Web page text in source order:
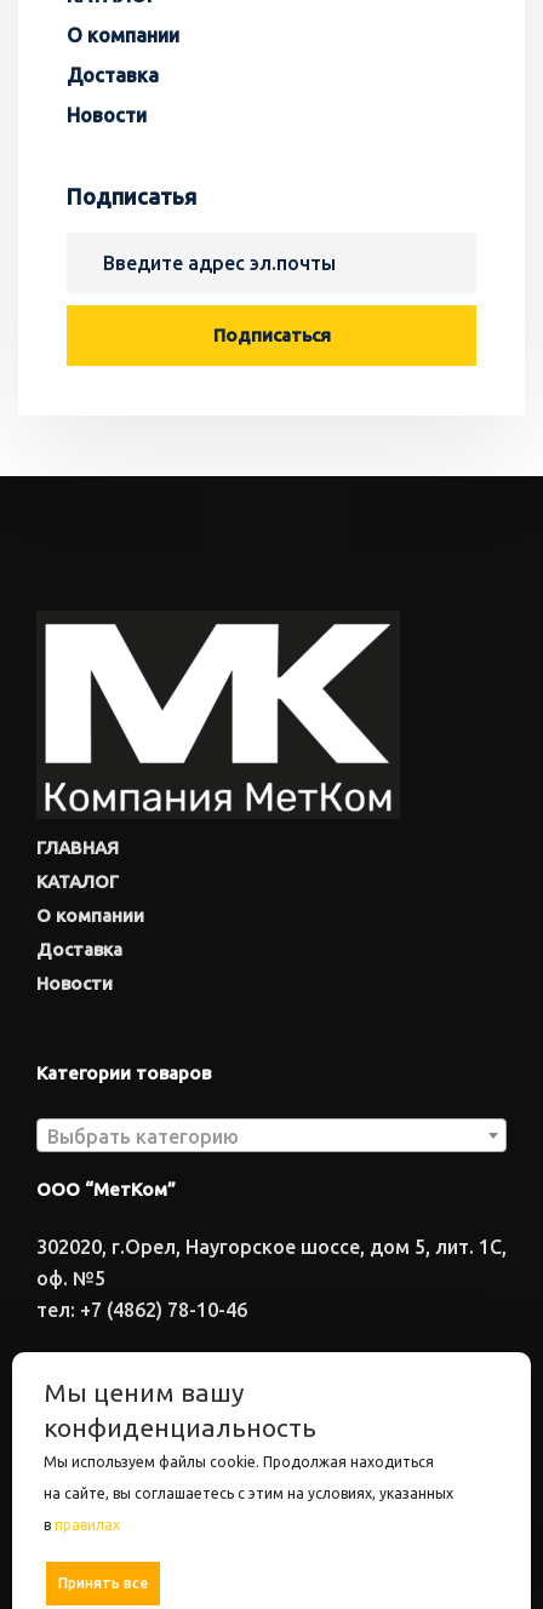
О компании
Доставка
Новости
Подписатья
ГЛАВНАЯ
КАТАЛОГ
О компании
Доставка
Новости
Категории товаров
Выбрать категорию
ООО “МетКом”
302020, г.Орел, Наугорское шоссе, дом 5, лит. 1С,
оф. №5
тел: +7 (4862) 78-10-46
Электронный адрес
metkom57@mail.ru
ООО "МетКом". Все права защищены.
Мы ценим вашу
конфиденциальность
Мы используем файлы cookie. Продолжая находиться
на сайте, вы соглашаетесь с этим на условиях, указанных
в правилах
Принять все